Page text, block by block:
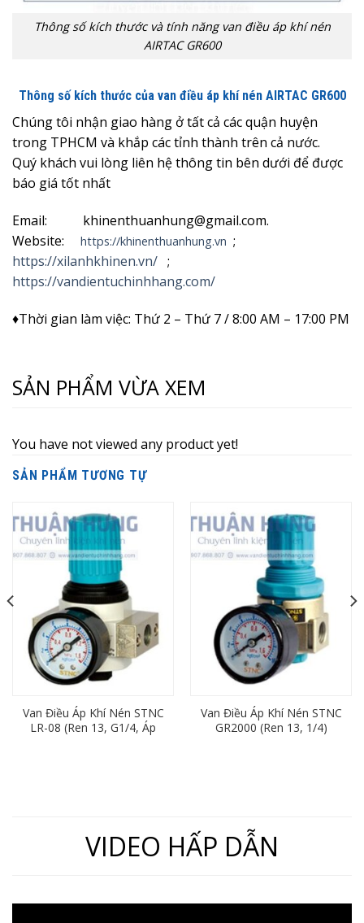
Thông số kích thước và tính năng van điều áp khí nén
AIRTAC GR600
Thông số kích thước của van điều áp khí nén AIRTAC GR600
Chúng tôi nhận giao hàng ở tất cả các quận huyện
trong TPHCM và khắp các tỉnh thành trên cả nước.
Quý khách vui lòng liên hệ thông tin bên dưới để được
báo giá tốt nhất
Email: khinenthuanhung@gmail.com.
Website: https://khinenthuanhung.vn ;
https://xilanhkhinen.vn/ ;
https://vandientuchinhhang.com/
♦Thời gian làm việc: Thứ 2 – Thứ 7 / 8:00 AM – 17:00 PM
SẢN PHẨM VỪA XEM
You have not viewed any product yet!
SẢN PHẨM TƯƠNG TỰ
Van Điều Áp Khí Nén STNC
LR-08 (Ren 13, G1/4, Áp
Van Điều Áp Khí Nén STNC
GR2000 (Ren 13, 1/4)
VIDEO HẤP DẪN